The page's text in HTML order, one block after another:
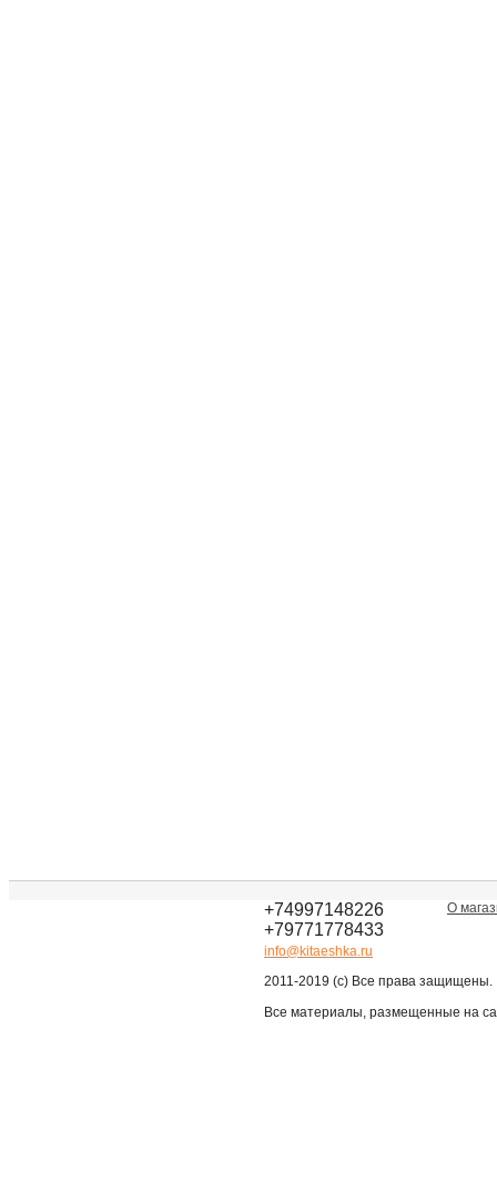
+74997148226
+79771778433
info@kitaeshka.ru
О
2011-2019 (c) Все права защищены.
Все материалы, размещенные на